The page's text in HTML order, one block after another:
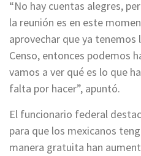
“No hay cuentas alegres,
la reunión es en este
aprovechar que ya
Censo, entonces podemos
vamos a ver qué es lo que
falta por hacer”, apuntó.
El funcionario federal
para que los mexicanos
manera gratuita han